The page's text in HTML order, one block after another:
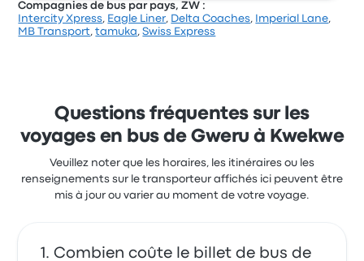
Sur un total de 25 avis, la compagnie a reçu la note
Coaches pour ce voyage commencer à 80 $
Compagnies de bus par pays, ZW :
Intercity Xpress, Eagle Liner, Delta Coaches, Imperial Lane,
MB Transport,tamuka,Swiss Express
Questions fréquentes sur les
voyages en bus de Gweru à Kwekwe
Veuillez noter que les horaires, les itinéraires ou les
renseignements sur le transporteur affichés ici peuvent être
mis à jour ou varier au moment de votre voyage.
Combien coûte le billet de bus de